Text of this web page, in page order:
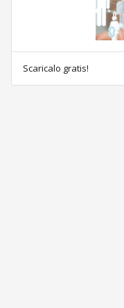
Scaricalo gratis!